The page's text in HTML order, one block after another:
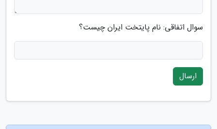
سوال اتفاقی: نام پایتخت ایران چیست؟
ارسال